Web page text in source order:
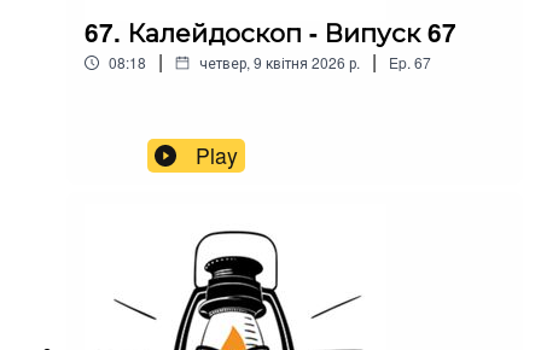
67. Калейдоскоп - Випуск 67
08:18 | четвер, 9 квітня 2026 р. | Ep. 67
Play